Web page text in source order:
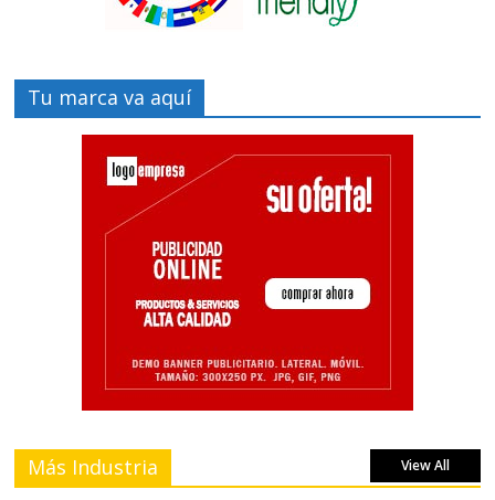
Tu marca va aquí
Más Industria View All